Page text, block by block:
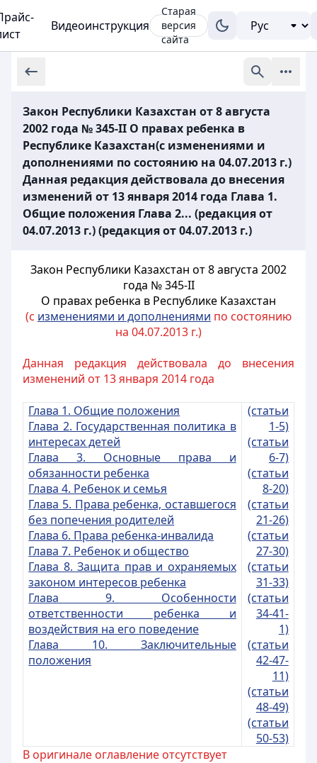
Видеоинструкция
Старая
версия
сайта
Закон Республики Казахстан от 8 августа
2002 года № 345-II О правах ребенка в
Республике Казахстан(с изменениями и
дополнениями по состоянию на 04.07.2013 г.)
Данная редакция действовала до внесения
изменений от 13 января 2014 года Глава 1.
Общие положения Глава 2... (редакция от
04.07.2013 г.) (редакция от 04.07.2013 г.)
Закон Республики Казахстан от 8 августа 2002
года № 345-II
О правах ребенка в Республике Казахстан
(с изменениями и дополнениями по состоянию
на 04.07.2013 г.)
Данная редакция действовала до внесения
изменений от 13 января 2014 года
Глава 1. Общие положения
Глава 2. Государственная политика в
интересах детей
Глава 3. Основные права и
обязанности ребенка
Глава 4. Ребенок и семья
Глава 5. Права ребенка, оставшегося
без попечения родителей
Глава 6. Права ребенка-инвалида
Глава 7. Ребенок и общество
Глава 8. Защита прав и охраняемых
законом интересов ребенка
Глава 9. Особенности
ответственности ребенка и
воздействия на его поведение
Глава 10. Заключительные
положения
(статьи
1-5)
(статьи
6-7)
(статьи
8-20)
(статьи
21-26)
(статьи
27-30)
(статьи
31-33)
(статьи
34-41-
1)
(статьи
42-47-
11)
(статьи
48-49)
(статьи
50-53)
В оригинале оглавление отсутствует